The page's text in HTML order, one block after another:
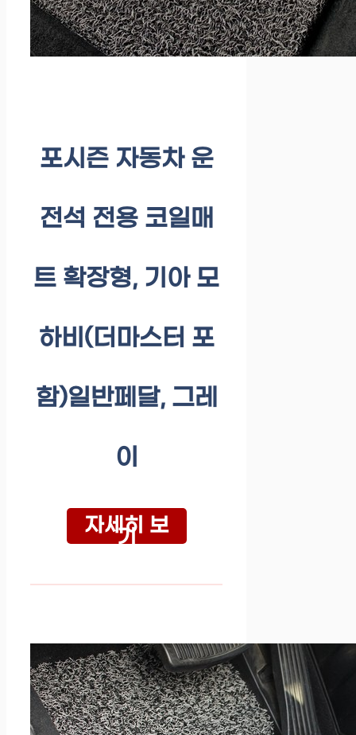
포시즌 자동차 운
전석 전용 코일매
트 확장형, 기아 모
하비(더마스터 포
함)일반페달, 그레
이
자세히 보
기